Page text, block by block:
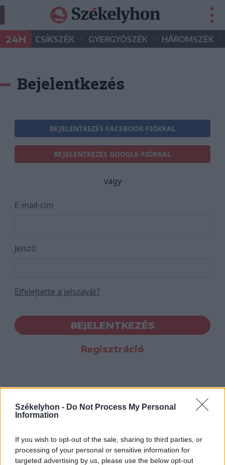
Székelyhon - Do Not Process My Personal
Information
If you wish to opt-out of the sale, sharing to third parties, or
processing of your personal or sensitive information for
targeted advertising by us, please use the below opt-out
24H CSÍKSZÉK • GYERGYÓSZÉK • HÁROMSZÉK •
Bejelentkezés
BEJELENTKEZÉS FACEBOOK-FIÓKKAL
BEJELENTKEZÉS GOOGLE-FIÓKKAL
vagy
E-mail-cím
Jelszó
Elfelejtette a jelszavát?
BEJELENTKEZÉS
Regisztráció